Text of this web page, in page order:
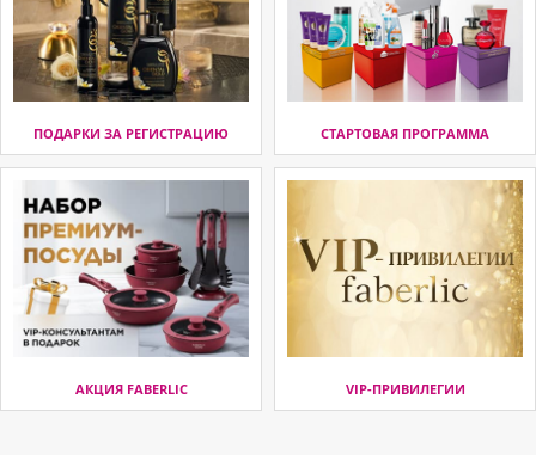
ПОДАРКИ ЗА РЕГИСТРАЦИЮ СТАРТОВАЯ ПРОГРАММА
АКЦИЯ FABERLIC VIP-ПРИВИЛЕГИИ